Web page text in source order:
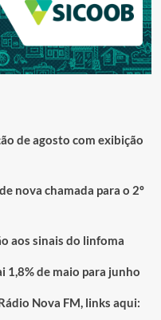
de agosto com exibição
nova chamada para o 2º
aos sinais do linfoma
1,8% de maio para junho
Nova FM, links aqui: